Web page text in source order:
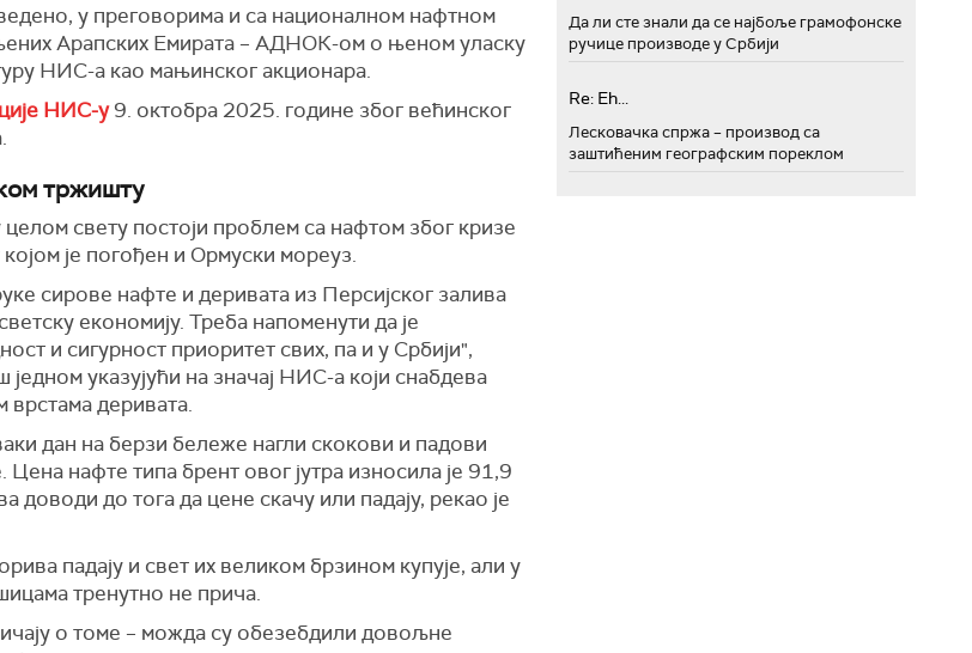
у преговорима и са националном нафтном
Арапских Емирата – АДНОК-ом о њеном уласку
НИС-а као мањинског акционара.
НИС-у9. октобра 2025. године због већинског
тржишту
целом свету постоји проблем са нафтом због кризе
је погођен и Ормуски мореуз.
сирове нафте и деривата из Персијског залива
економију. Треба напоменути да је
и сигурност приоритет свих, па и у Србији",
једном указујући на значај НИС-а који снабдева
деривата.
дан на берзи бележе нагли скокови и падови
нафте типа брент овог јутра износила је 91,9
доводи до тога да цене скачу или падају, рекао је
падају и свет их великом брзином купује, али у
тренутно не прича.
о томе – можда су обезебдили довољне
Да ли сте знали да се најбоље грамофонске
ручице производе у Србији
Re: Eh...
Лесковачка спржа – производ са
заштићеним географским пореклом